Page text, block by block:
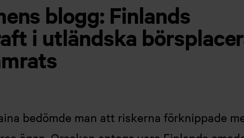
blogg: Finlands
i utländska
bedömde man att riskerna förknippade